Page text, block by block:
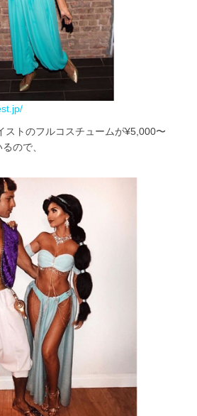
ストのフルコスチュームが¥5,000〜
ので、